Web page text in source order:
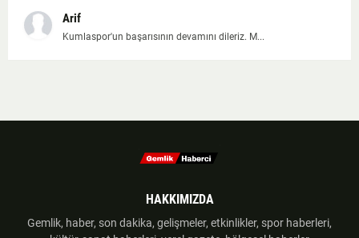
Arif
Kumlaspor'un başarısının devamını dileriz. M...
HAKKIMIZDA
Gemlik, haber, son dakika, gelişmeler, etkinlikler, spor haberleri,